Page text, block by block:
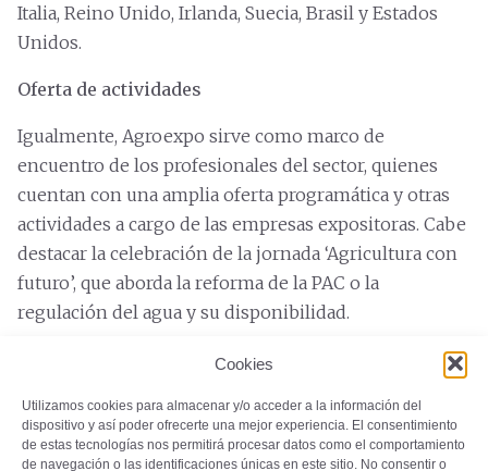
Cookies
Utilizamos cookies para almacenar y/o acceder a la información del
dispositivo y así poder ofrecerte una mejor experiencia. El consentimiento
de estas tecnologías nos permitirá procesar datos como el comportamiento
de navegación o las identificaciones únicas en este sitio. No consentir o
Italia, Reino Unido, Irlanda, Suecia, Brasil y Estados
Unidos.
Oferta de actividades
Igualmente, Agroexpo sirve como marco de
encuentro de los profesionales del sector, quienes
cuentan con una amplia oferta programática y otras
actividades a cargo de las empresas expositoras. Cabe
destacar la celebración de la jornada ‘Agricultura con
futuro’, que aborda la reforma de la PAC o la
regulación del agua y su disponibilidad.
Entre las novedades que presenta el programa de
festival que contará con música en directo; o el
Espacio Dron, con demostraciones de vuelo con